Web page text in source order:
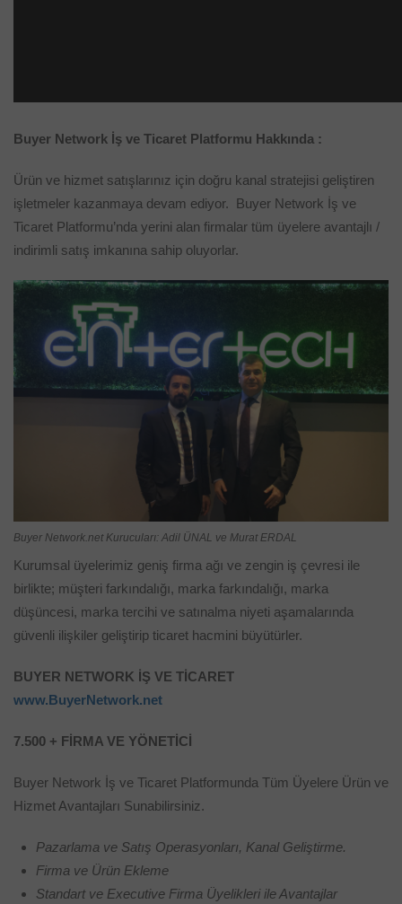
Buyer Network İş ve Ticaret Platformu Hakkında :
Ürün ve hizmet satışlarınız için doğru kanal stratejisi geliştiren
işletmeler kazanmaya devam ediyor. Buyer Network İş ve
Ticaret Platformu’nda yerini alan firmalar tüm üyelere avantajlı /
indirimli satış imkanına sahip oluyorlar.
Buyer Network.net Kurucuları: Adil ÜNAL ve Murat ERDAL
Kurumsal üyelerimiz geniş firma ağı ve zengin iş çevresi ile
birlikte; müşteri farkındalığı, marka farkındalığı, marka
düşüncesi, marka tercihi ve satınalma niyeti aşamalarında
güvenli ilişkiler geliştirip ticaret hacmini büyütürler.
BUYER NETWORK İŞ VE TİCARET
www.BuyerNetwork.net
7.500 + FİRMA VE YÖNETİCİ
Buyer Network İş ve Ticaret Platformunda Tüm Üyelere Ürün ve
Hizmet Avantajları Sunabilirsiniz.
Pazarlama ve Satış Operasyonları, Kanal Geliştirme.
Firma ve Ürün Ekleme
Standart ve Executive Firma Üyelikleri ile Avantajlar